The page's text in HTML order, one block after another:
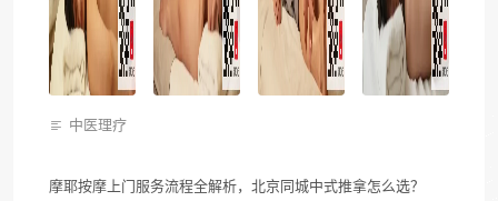
中医理疗
摩耶按摩上门服务流程全解析，北京同城中式推拿怎么选？